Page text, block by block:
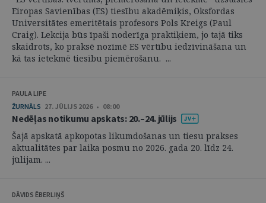
Eiropas Savienības (ES) tiesību akadēmiķis, Oksfordas
Universitātes emeritētais profesors Pols Kreigs (Paul
Craig). Lekcija būs īpaši noderīga praktiķiem, jo tajā tiks
skaidrots, ko praksē nozīmē ES vērtību iedzīvināšana un
kā tas ietekmē tiesību piemērošanu. ...
PAULA LIPE
ŽURNĀLS 27. JŪLIJS 2026 • 08:00
Nedēļas notikumu apskats: 20.–24. jūlijs
Šajā apskatā apkopotas likumdošanas un tiesu prakses
aktualitātes par laika posmu no 2026. gada 20. līdz 24.
jūlijam. ...
DĀVIDS ĒBERLIŅŠ